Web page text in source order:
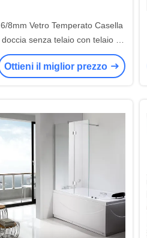
6/8mm Vetro Temperato Casella
doccia senza telaio con telaio in
alluminio per un aspetto elegante
Ottieni il miglior prezzo